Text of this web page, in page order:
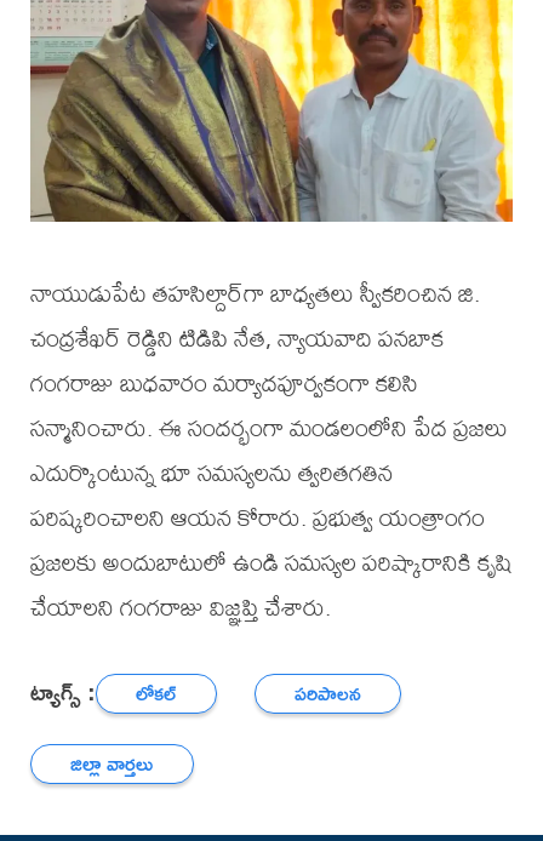
నాయుడుపేట తహసిల్దార్‌గా బాధ్యతలు స్వీకరించిన జి.
చంద్రశేఖర్ రెడ్డిని టిడిపి నేత, న్యాయవాది పనబాక
గంగరాజు బుధవారం మర్యాదపూర్వకంగా కలిసి
సన్మానించారు. ఈ సందర్భంగా మండలంలోని పేద ప్రజలు
ఎదుర్కొంటున్న భూ సమస్యలను త్వరితగతిన
పరిష్కరించాలని ఆయన కోరారు. ప్రభుత్వ యంత్రాంగం
ప్రజలకు అందుబాటులో ఉండి సమస్యల పరిష్కారానికి కృషి
చేయాలని గంగరాజు విజ్ఞప్తి చేశారు.
ట్యాగ్స్ : లోకల్
పరిపాలన
జిల్లా వార్తలు